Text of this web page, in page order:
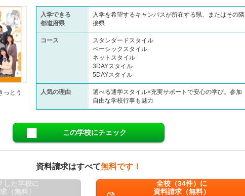
っとう
入学できる
都道府県
入学を希望するキャンパスが所在する県、またはその隣
接県
コース
スタンダードスタイル
ベーシックスタイル
ネットスタイル
3DAYスタイル
5DAYスタイル
人気の理由
選べる通学スタイル×充実サポートで安心の学び。参加
自由な学校行事も魅力
この学校にチェック
資料請求はすべて無料です！
した学校に
（無料）
全校（34件）に
資料請求（無料）